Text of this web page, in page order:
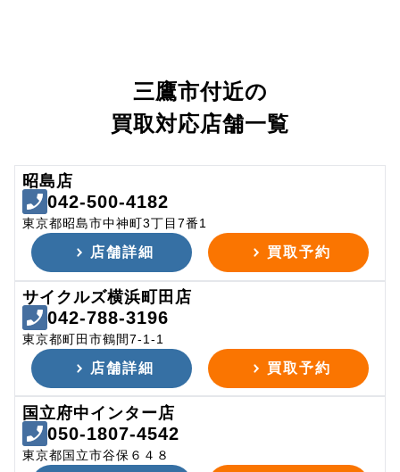
三鷹市付近の
買取対応店舗一覧
昭島店
042-500-4182
東京都昭島市中神町3丁目7番1
店舗詳細 買取予約
サイクルズ横浜町田店
042-788-3196
東京都町田市鶴間7-1-1
店舗詳細 買取予約
国立府中インター店
050-1807-4542
東京都国立市谷保６４８